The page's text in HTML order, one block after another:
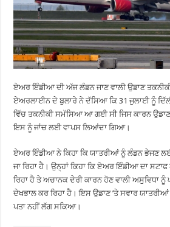
ਏਅਰ ਇੰਡੀਆ ਦੀ ਅੱਜ ਲੰਡਨ ਜਾਣ ਵਾਲੀ ਉਡਾਣ ਤਕਨੀਕੀ
ਏਅਰਲਾਈਨ ਦੇ ਬੁਲਾਰੇ ਨੇ ਦੱਸਿਆ ਕਿ 31 ਜੁਲਾਈ ਨੂੰ
ਵਿੱਚ ਤਕਨੀਕੀ ਸਮੱਸਿਆ ਆ ਗਈ ਸੀ ਜਿਸ ਕਾਰਨ
ਇਸ ਨੂੰ ਜਾਂਚ ਲਈ ਵਾਪਸ ਲਿਆਂਦਾ ਗਿਆ।
ਏਅਰ ਇੰਡੀਆ ਨੇ ਕਿਹਾ ਕਿ ਯਾਤਰੀਆਂ ਨੂੰ ਲੰਡਨ ਭੇਜਣ ਲਈ
ਜਾ ਰਿਹਾ ਹੈ। ਉਨ੍ਹਾਂ ਕਿਹਾ ਕਿ ਏਅਰ ਇੰਡੀਆ ਦਾ
ਰਿਹਾ ਹੈ ਤੇ ਅਚਾਨਕ ਦੇਰੀ ਕਾਰਨ ਹੋਣ ਵਾਲੀ
ਦੇਖਭਾਲ ਕਰ ਰਿਹਾ ਹੈ। ਇਸ ਉਡਾਣ ’ਤੇ ਸਵਾਰ
ਪਤਾ ਨਹੀਂ ਲੱਗ ਸਕਿਆ।